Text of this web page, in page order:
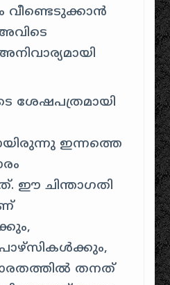
വീണ്ടെടുക്കാൻ
ശേഷപത്രമായി
ഇന്നത്തെ
ഈ ചിന്താഗതി
തനത്